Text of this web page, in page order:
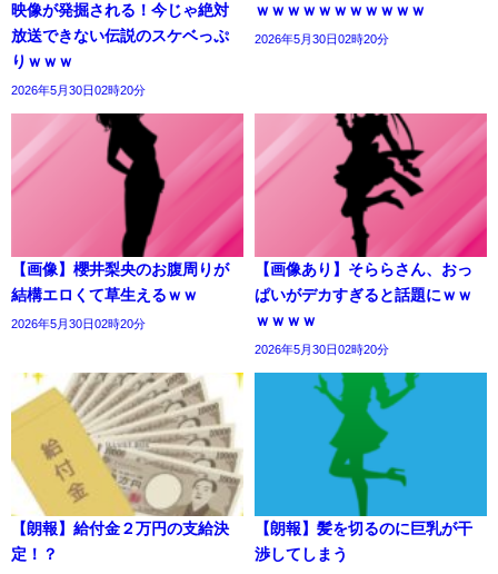
映像が発掘される！今じゃ絶対
放送できない伝説のスケベっぷ
りｗｗｗ
2026年5月30日02時20分
ｗｗｗｗｗｗｗｗｗｗｗ
2026年5月30日02時20分
【画像】櫻井梨央のお腹周りが
結構エロくて草生えるｗｗ
2026年5月30日02時20分
【画像あり】そららさん、おっ
ぱいがデカすぎると話題にｗｗ
ｗｗｗｗ
2026年5月30日02時20分
【朗報】給付金２万円の支給決
定！？
【朗報】髪を切るのに巨乳が干
渉してしまう